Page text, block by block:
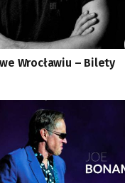
Wrocławiu – Bilety